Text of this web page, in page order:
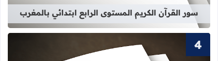
سور القرآن الكريم المستوى الرابع ابتدائي بالمغرب